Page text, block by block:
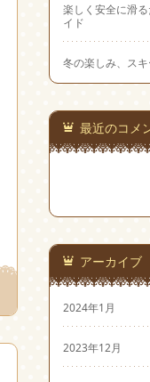
楽しく安全に滑
イド
冬の楽しみ、ス
最近のコメ
アーカイブ
2024年1月
2023年12月